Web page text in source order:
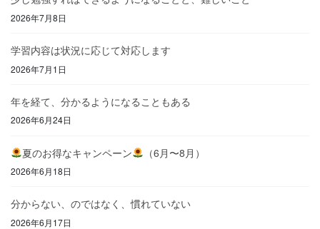
2026年7月8日
学習内容は状況に応じて対応します
2026年7月1日
年を経て、分かるようになることもある
2026年6月24日
夏のお得なキャンペーン （6月〜8月）
2026年6月18日
分からない、のではなく、慣れていない
2026年6月17日